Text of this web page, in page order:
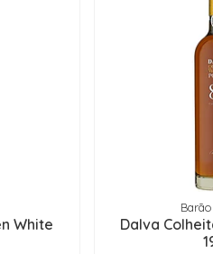
White
Dalva